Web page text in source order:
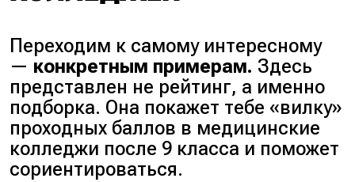
Переходим к самому интересному
— конкретным примерам. Здесь
представлен не рейтинг, а именно
подборка. Она покажет тебе «вилку»
проходных баллов в медицинские
колледжи после 9 класса и поможет
сориентироваться.